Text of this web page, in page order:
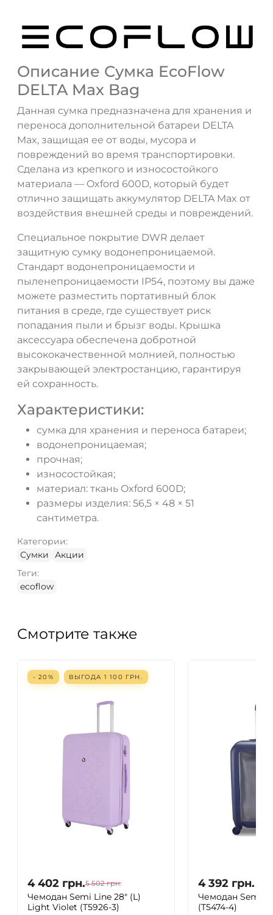
Описание Сумка EcoFlow
DELTA Max Bag
Данная сумка предназначена для хранения и
переноса дополнительной батареи DELTA
Max, защищая ее от воды, мусора и
повреждений во время транспортировки.
Сделана из крепкого и износостойкого
материала — Oxford 600D, который будет
отлично защищать аккумулятор DELTA Max от
воздействия внешней среды и повреждений.
Специальное покрытие DWR делает
защитную сумку водонепроницаемой.
Стандарт водонепроницаемости и
пыленепроницаемости IP54, поэтому вы даже
можете разместить портативный блок
питания в среде, где существует риск
попадания пыли и брызг воды. Крышка
аксессуара обеспечена добротной
высококачественной молнией, полностью
закрывающей электростанцию, гарантируя
ей сохранность.
Характеристики:
сумка для хранения и переноса батареи;
водонепроницаемая;
прочная;
износостойкая;
материал: ткань Oxford 600D;
размеры изделия: 56,5 × 48 × 51
сантиметра.
Категории:
Сумки
Акции
Теги:
ecoflow
Смотрите также
- 20% ВЫГОДА 1 100 ГРН.
4 402 грн.5 502 грн.
Чемодан Semi Line 28" (L)
Light Violet (T5926-3)
4 392 грн.
Чемодан Semi
(T5474-4)
НЕТ